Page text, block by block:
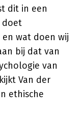
dit in een
doet
wat doen wij
bij dat van
van
Van der
ethische